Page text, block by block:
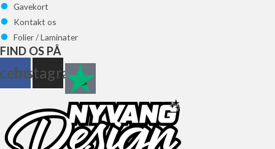
Gavekort
Kontakt os
Folier / Laminater
FIND OS PÅ
Instagram